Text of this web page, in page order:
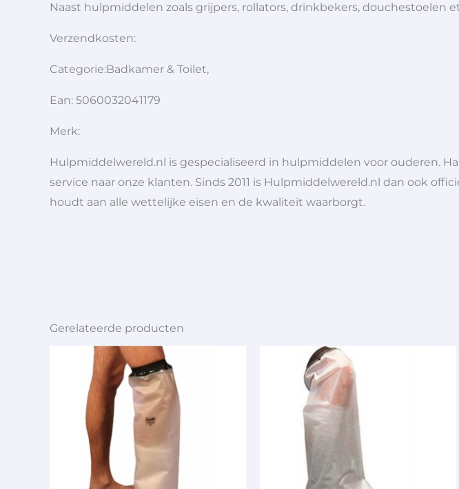
Naast hulpmiddelen zoals grijpers, rollators, drinkbekers, douchestoelen
Verzendkosten:
Categorie:Badkamer & Toilet,
Ean: 5060032041179
Merk:
Hulpmiddelwereld.nl is gespecialiseerd in hulpmiddelen voor ouderen.
service naar onze klanten. Sinds 2011 is Hulpmiddelwereld.nl dan ook
houdt aan alle wettelijke eisen en de kwaliteit waarborgt.
Gerelateerde producten